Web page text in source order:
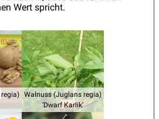
Wert spricht.
Walnuss (Juglans regia)
‘Dwarf Karlik’